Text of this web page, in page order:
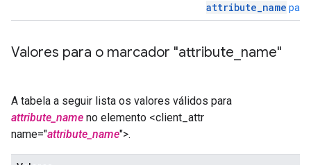
attribute_name para
Valores para o marcador "attribute name"
A tabela a seguir lista os valores válidos para
attribute_name no elemento <client_attr
name="attribute_name">.